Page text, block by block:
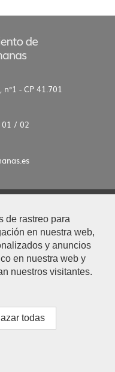
de rastreo para
en nuestra web,
y anuncios
en nuestra web y
nuestros visitantes.
todas
- CP 41.701
/ 02
de Datos